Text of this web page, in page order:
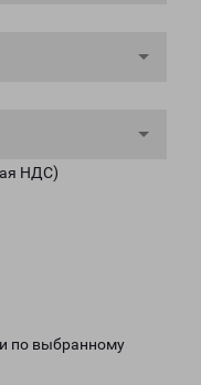
НДС)
по выбранному